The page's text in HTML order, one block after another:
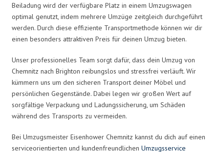
Beiladung wird der verfügbare Platz in einem Umzugswagen
optimal genutzt, indem mehrere Umzüge zeitgleich durchgeführt
werden. Durch diese effiziente Transportmethode können wir dir
einen besonders attraktiven Preis für deinen Umzug bieten.
Unser professionelles Team sorgt dafür, dass dein Umzug von
Chemnitz nach Brighton reibungslos und stressfrei verläuft. Wir
kümmern uns um den sicheren Transport deiner Möbel und
persönlichen Gegenstände. Dabei legen wir großen Wert auf
sorgfältige Verpackung und Ladungssicherung, um Schäden
während des Transports zu vermeiden.
Bei Umzugsmeister Eisenhower Chemnitz kannst du dich auf einen
serviceorientierten und kundenfreundlichen Umzugsservice